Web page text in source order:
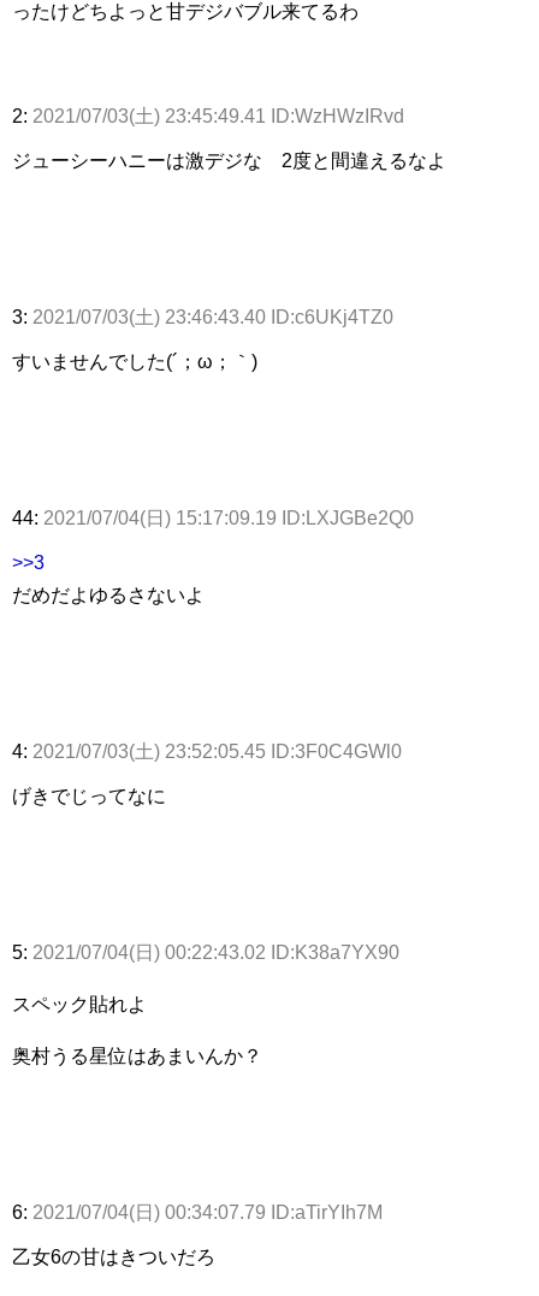
ったけどちよっと甘デジバブル来てるわ
2: 2021/07/03(土) 23:45:49.41 ID:WzHWzIRvd
ジューシーハニーは激デジな 2度と間違えるなよ
3: 2021/07/03(土) 23:46:43.40 ID:c6UKj4TZ0
すいませんでした(´；ω；｀)
44: 2021/07/04(日) 15:17:09.19 ID:LXJGBe2Q0
>>3
だめだよゆるさないよ
4: 2021/07/03(土) 23:52:05.45 ID:3F0C4GWl0
げきでじってなに
5: 2021/07/04(日) 00:22:43.02 ID:K38a7YX90
スペック貼れよ
奥村うる星位はあまいんか？
6: 2021/07/04(日) 00:34:07.79 ID:aTirYIh7M
乙女6の甘はきついだろ